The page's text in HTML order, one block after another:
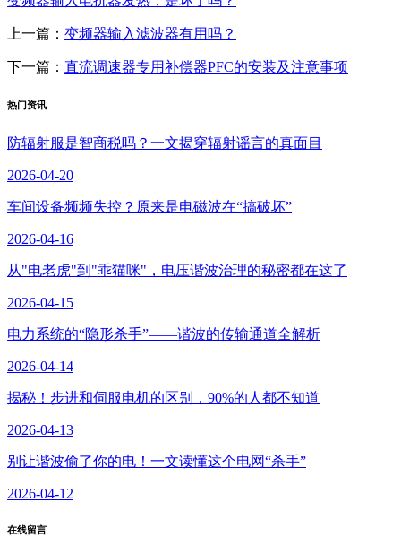
上一篇： 变频器输入滤波器有用吗？
下一篇： 直流调速器专用补偿器PFC的安装及注意事项
热门资讯
防辐射服是智商税吗？一文揭穿辐射谣言的真面目
2026-04-20
车间设备频频失控？原来是电磁波在“搞破坏”
2026-04-16
从"电老虎"到"乖猫咪"，电压谐波治理的秘密都在这了
2026-04-15
电力系统的“隐形杀手”——谐波的传输通道全解析
2026-04-14
揭秘！步进和伺服电机的区别，90%的人都不知道
2026-04-13
别让谐波偷了你的电！一文读懂这个电网“杀手”
2026-04-12
在线留言